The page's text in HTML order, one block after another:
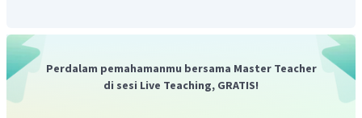
terjadi.
Jadi, jawaban yang tepat adalah A.
Perdalam pemahamanmu bersama Master Teacher
di sesi Live Teaching, GRATIS!